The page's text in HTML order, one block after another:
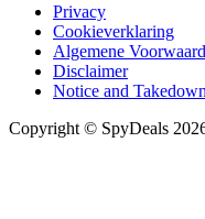
Privacy
Cookieverklaring
Algemene
Disclaimer
Notice and Takedown
Copyright © SpyDeals